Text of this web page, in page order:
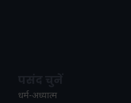
धर्म-अध्यात्म